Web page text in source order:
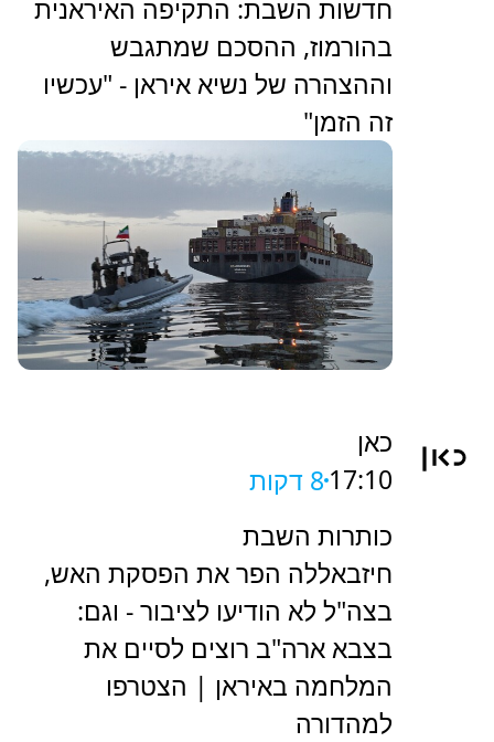
חדשות השבת: התקיפה האיראנית
בהורמוז, ההסכם שמתגבש
וההצהרה של נשיא איראן - "עכשיו
זה הזמן"
כאן
17:10 8 דקות
כותרות השבת
חיזבאללה הפר את הפסקת האש,
בצה"ל לא הודיעו לציבור - וגם:
בצבא ארה"ב רוצים לסיים את
המלחמה באיראן | הצטרפו
למהדורה